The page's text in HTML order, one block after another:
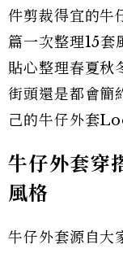
件剪裁得宜的牛
篇一次整理15套
貼心整理春夏秋
街頭還是都會簡
己的牛仔外套
牛仔外套穿
風格
牛仔外套源自大